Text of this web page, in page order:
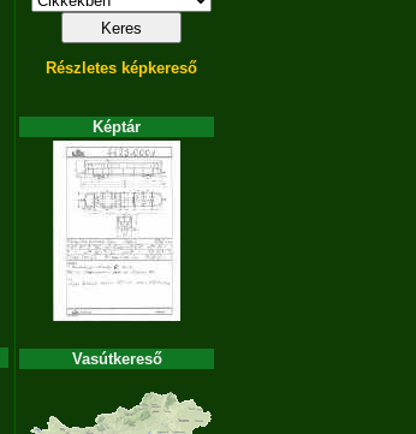
Részletes képkereső
Képtár
Vasútkereső